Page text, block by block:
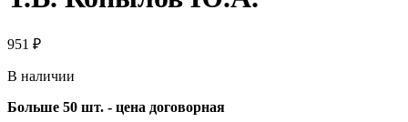
951 ₽
В наличии
Больше 50 шт. - цена договорная